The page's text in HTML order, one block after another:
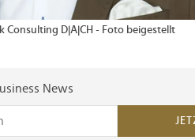
Consulting D|A|CH - Foto beigestellt
News